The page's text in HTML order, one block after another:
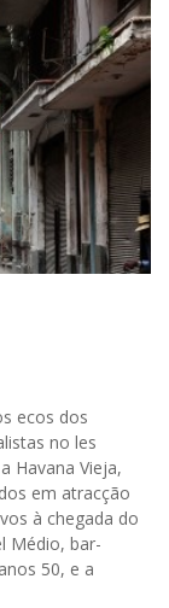
ecos dos
no les
Havana Vieja,
em atracção
à chegada do
Médio, bar-
50, e a